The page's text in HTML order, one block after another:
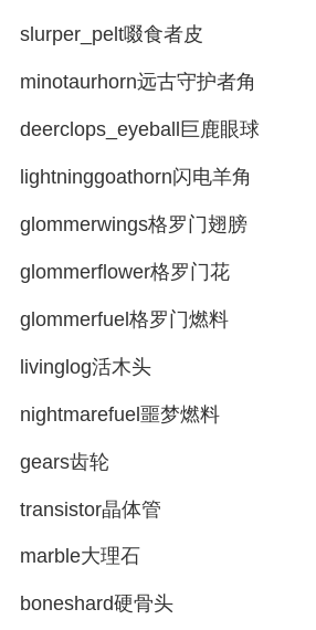
slurper_pelt啜食者皮
minotaurhorn远古守护者角
deerclops_eyeball巨鹿眼球
lightninggoathorn闪电羊角
glommerwings格罗门翅膀
glommerflower格罗门花
glommerfuel格罗门燃料
livinglog活木头
nightmarefuel噩梦燃料
gears齿轮
transistor晶体管
marble大理石
boneshard硬骨头